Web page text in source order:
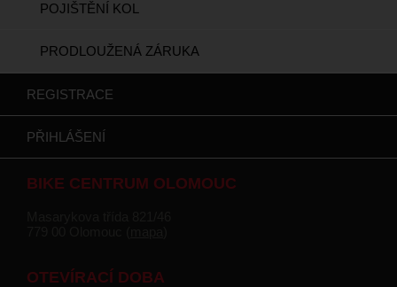
POJIŠTĚNÍ KOL
PRODLOUŽENÁ ZÁRUKA
REGISTRACE
PŘIHLÁŠENÍ
BIKE CENTRUM OLOMOUC
OTEVÍRACÍ DOBA